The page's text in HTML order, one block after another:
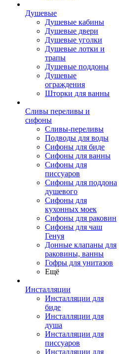
Душевые
Душевые кабины
Душевые двери
Душевые уголки
Душевые лотки и
трапы
Душевые поддоны
Душевые
ограждения
Шторки для ванны
Сливы переливы и
сифоны
Сливы-переливы
Подводы для воды
Сифоны для биде
Сифоны для ванны
Сифоны для
писсуаров
Сифоны для поддона
душевого
Сифоны для
кухонных моек
Сифоны для раковин
Сифоны для чаш
Генуя
Донные клапаны для
раковины, ванны
Гофры для унитазов
Ещё
Инсталляции
Инсталляции для
биде
Инсталляции для
душа
Инсталляции для
писсуаров
Инсталляции для